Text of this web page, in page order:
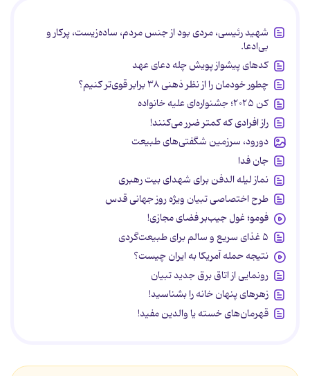
شهید رئیسی، مردی بود از جنس مردم، ساده‌زیست، پرکار و
بی‌ادعا.
کدهای پیشواز پویش چله دعای عهد
چطور خودمان را از نظر ذهنی ۳۸ برابر قوی‌تر کنیم؟
کن ۲۰۲۵؛ جشنواره‌ای علیه خانواده
راز افرادی که کمتر ضرر می‌کنند!
دورود، سرزمین شگفتی‌های طبیعت
جان فدا
نماز لیله الدفن برای شهدای بیت رهبری
طرح اختصاصی تبیان ویژه روز جهانی قدس
فومو؛ غول جیب‌بر فضای مجازی!
۵ غذای سریع و سالم برای طبیعت‌گردی
نتیجه حمله آمریکا به ایران چیست؟
رونمایی از اتاق برق جدید تبیان
زهرهای پنهان خانه را بشناسید!
قهرمان‌های خسته یا والدین مفید!